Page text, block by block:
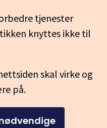
tjenester
knyttes ikke til
skal virke og
på.